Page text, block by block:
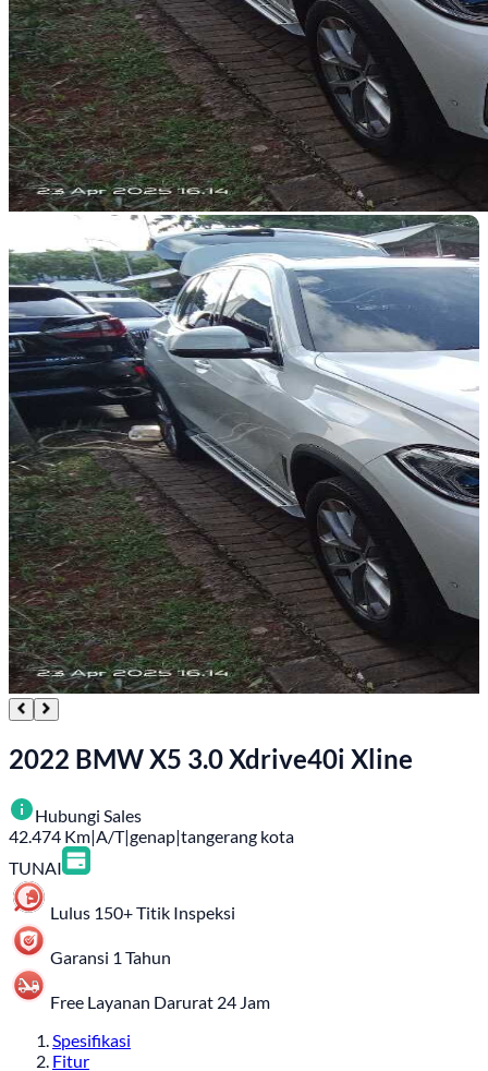
2022 BMW X5 3.0 Xdrive40i Xline
Hubungi Sales
42.474 Km|A/T|genap|tangerang kota
TUNAI
Lulus 150+ Titik Inspeksi
Garansi 1 Tahun
Free Layanan Darurat 24 Jam
Spesifikasi
Fitur